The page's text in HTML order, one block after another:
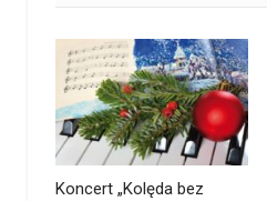
Koncert „Kolęda bez